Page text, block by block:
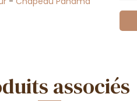
associés